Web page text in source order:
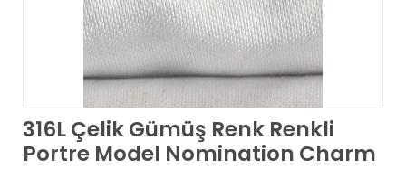
316L Çelik Gümüş Renk Renkli
Portre Model Nomination Charm